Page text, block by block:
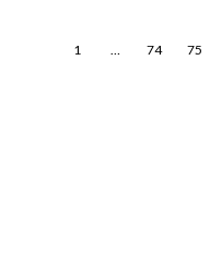
1 … 74 75